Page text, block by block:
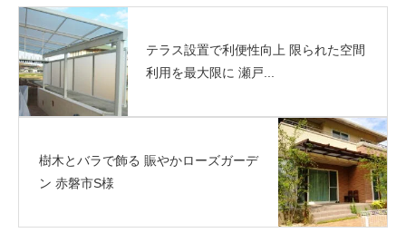
テラス設置で利便性向上 限られた空間
利用を最大限に 瀬戸...
樹木とバラで飾る 賑やかローズガーデ
ン 赤磐市S様